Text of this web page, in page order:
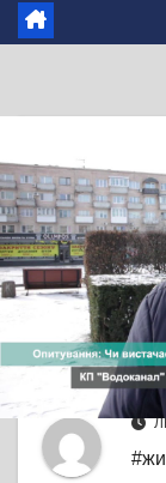
TV СЮЖЕТ
Від